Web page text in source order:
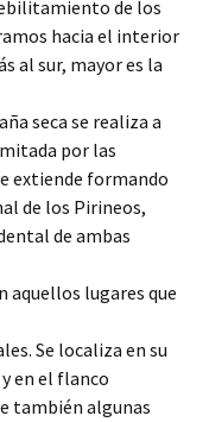
de los
hacia el interior
al sur, mayor es la
seca se realiza a
por las
extiende formando
de los Pirineos,
de ambas
aquellos lugares que
Se localiza en su
en el flanco
también algunas